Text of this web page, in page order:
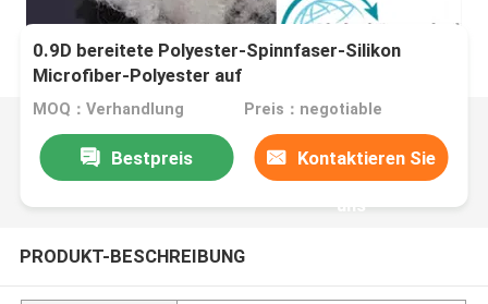
0.9D bereitete Polyester-Spinnfaser-Silikon
Microfiber-Polyester auf
MOQ：Verhandlung Preis：negotiable
Bestpreis Kontaktieren Sie
uns
PRODUKT-BESCHREIBUNG